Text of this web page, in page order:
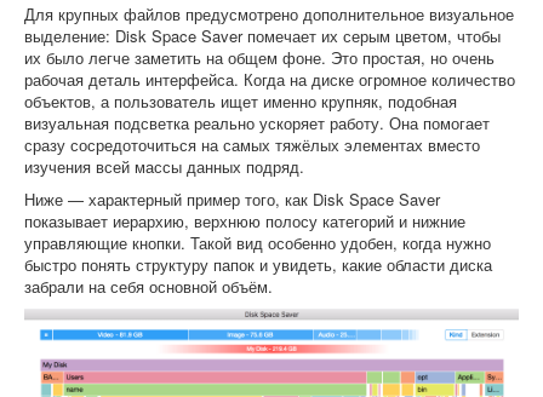
Для крупных файлов предусмотрено дополнительное визуальное
выделение: Disk Space Saver помечает их серым цветом, чтобы
их было легче заметить на общем фоне. Это простая, но очень
рабочая деталь интерфейса. Когда на диске огромное количество
объектов, а пользователь ищет именно крупняк, подобная
визуальная подсветка реально ускоряет работу. Она помогает
сразу сосредоточиться на самых тяжёлых элементах вместо
изучения всей массы данных подряд.
Ниже — характерный пример того, как Disk Space Saver
показывает иерархию, верхнюю полосу категорий и нижние
управляющие кнопки. Такой вид особенно удобен, когда нужно
быстро понять структуру папок и увидеть, какие области диска
забрали на себя основной объём.